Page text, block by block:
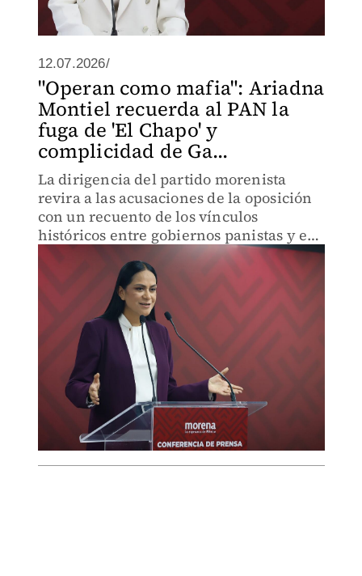
12.07.2026/
"Operan como mafia": Ariadna
Montiel recuerda al PAN la
fuga de 'El Chapo' y
complicidad de Ga...
La dirigencia del partido morenista
revira a las acusaciones de la oposición
con un recuento de los vínculos
históricos entre gobiernos panistas y el
crimen organizado.